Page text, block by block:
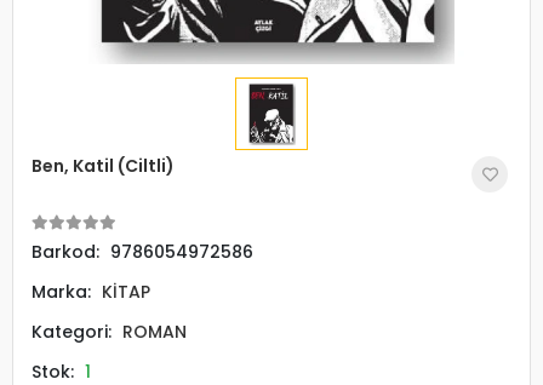
Ben, Katil (Ciltli)
Barkod: 9786054972586
Marka: KİTAP
Kategori: ROMAN
Stok: 1